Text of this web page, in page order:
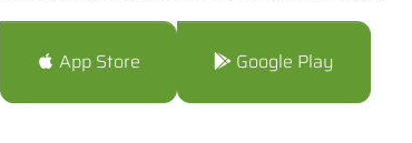
App Store Google Play